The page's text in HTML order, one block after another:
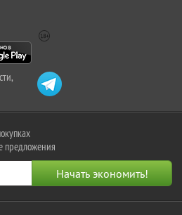
предложения